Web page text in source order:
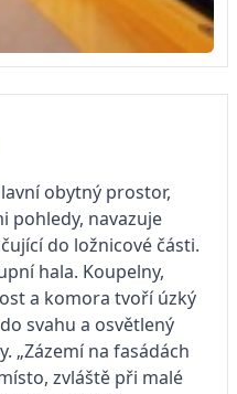
obytný prostor,
pohledy, navazuje
do ložnicové části.
hala. Koupelny,
a komora tvoří úzký
svahu a osvětlený
„Zázemí na fasádách
zvláště při malé